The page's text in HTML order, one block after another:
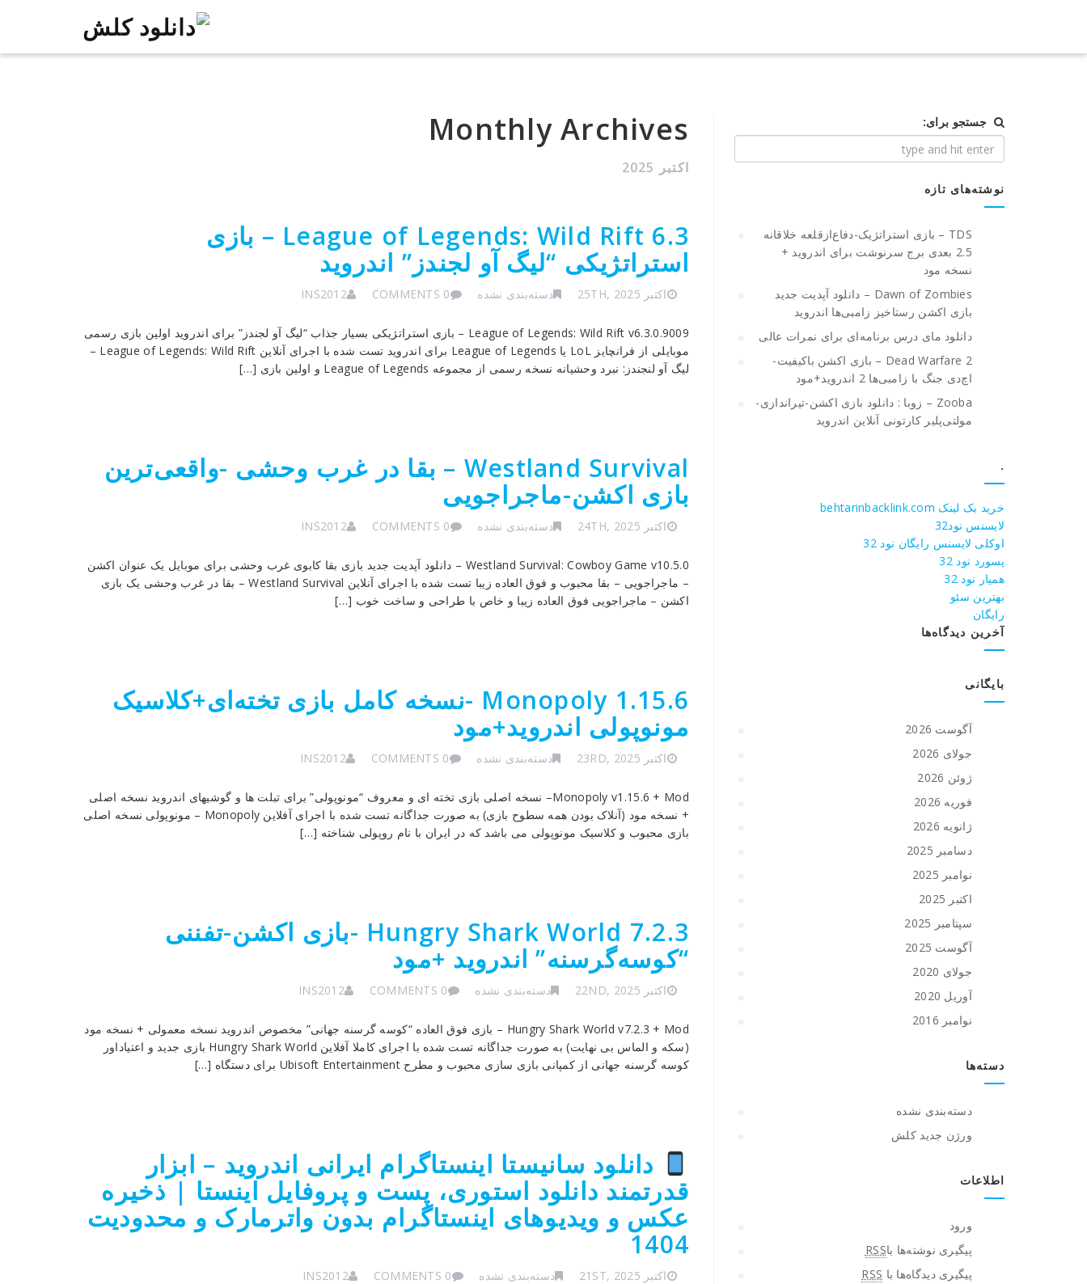
Monthly Archives
اکتبر 2025
League of Legends: Wild Rift 6.3 – بازی
استراتژیکی “لیگ آو لجندز” اندروید
اکتبر 25TH, 2025 دسته‌بندی نشده 0 COMMENTS
INS2012
League of Legends: Wild Rift v6.3.0.9009 – بازی استراتژیکی بسیار جذاب “لیگ آو لجندز” برای اندروید اولین بازی رسمی
موبایلی از فرانچایز LoL یا League of Legends برای اندروید تست شده با اجرای آنلاین League of Legends: Wild Rift –
لیگ آو لنجندز: نبرد وحشیانه نسخه رسمی از مجموعه League of Legends و اولین بازی […]
Westland Survival – بقا در غرب وحشی -واقعی‌ترین
بازی اکشن-ماجراجویی
اکتبر 24TH, 2025 دسته‌بندی نشده 0 COMMENTS
INS2012
Westland Survival: Cowboy Game v10.5.0 – دانلود آپدیت جدید بازی بقا کابوی غرب وحشی برای موبایل یک عنوان اکشن
– ماجراجویی – بقا محبوب و فوق العاده زیبا تست شده با اجرای آنلاین Westland Survival – بقا در غرب وحشی یک بازی
اکشن – ماجراجویی فوق العاده زیبا و خاص با طراحی و ساخت خوب […]
Monopoly 1.15.6 -نسخه‌ کامل بازی تخته‌ای+کلاسیک
مونوپولی اندروید+مود
اکتبر 23RD, 2025 دسته‌بندی نشده 0 COMMENTS
INS2012
Monopoly v1.15.6 + Mod– نسخه اصلی بازی تخته ای و معروف “مونوپولی” برای تبلت ها و گوشیهای اندروید نسخه اصلی
+ نسخه مود (آنلاک بودن همه سطوح بازی) به صورت جداگانه تست شده با اجرای آفلاین Monopoly – مونوپولی نسخه اصلی
بازی محبوب و کلاسیک مونوپولی می باشد که در ایران با نام روپولی شناخته […]
Hungry Shark World 7.2.3 -بازی اکشن-تفننی
“کوسه‌گرسنه” اندروید +مود
اکتبر 22ND, 2025 دسته‌بندی نشده 0 COMMENTS
INS2012
Hungry Shark World v7.2.3 + Mod – بازی فوق العاده “کوسه گرسنه جهانی” مخصوص اندروید نسخه معمولی + نسخه مود
(سکه و الماس بی نهایت) به صورت جداگانه تست شده با اجرای کاملا آفلاین Hungry Shark World بازی جدید و اعتیاداور
کوسه گرسنه جهانی از کمپانی بازی سازی محبوب و مطرح Ubisoft Entertainment برای دستگاه […]
دانلود سانیستا اینستاگرام ایرانی اندروید – ابزار
قدرتمند دانلود استوری، پست و پروفایل اینستا | ذخیره
عکس و ویدیوهای اینستاگرام بدون واترمارک و محدودیت
1404
اکتبر 21ST, 2025 دسته‌بندی نشده 0 COMMENTS
INS2012
جستجو برای:
نوشته‌های تازه
TDS – بازی استراتژیک-دفاع‌از‌قلعه خلاقانه
2.5 بعدی برج سرنوشت برای اندروید +
نسخه مود
Dawn of Zombies – دانلود آپدیت جدید
بازی اکشن رستاخیز زامبی‌ها اندروید
دانلود مای درس برنامه‌ای برای نمرات عالی
Dead Warfare 2 – بازی اکشن باکیفیت-
اچ‌دی جنگ با زامبی‌ها 2 اندروید+مود
Zooba – زوبا : دانلود بازی اکشن-تیراندازی-
مولتی‌پلیر کارتونی آنلاین اندروید
.
خرید بک لینک behtarinbacklink.com
لایسنس نود32
اوکلی لایسنس رایگان نود 32
پسورد نود 32
همیار نود 32
بهترین سئو
رایگان
آخرین دیدگاه‌ها
بایگانی
آگوست 2026
جولای 2026
ژوئن 2026
فوریه 2026
ژانویه 2026
دسامبر 2025
نوامبر 2025
اکتبر 2025
سپتامبر 2025
آگوست 2025
جولای 2020
آوریل 2020
نوامبر 2016
دسته‌ها
دسته‌بندی نشده
ورژن جدید کلش
اطلاعات
ورود
پیگیری نوشته‌ها باRSS
پیگیری دیدگاه‌ها با RSS